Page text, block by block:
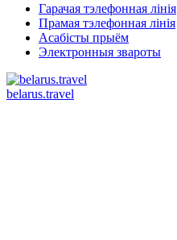
Гарачая тэлефонная лінія
Прамая тэлефонная лінія
Асабісты прыём
Электронныя звароты
belarus.travel